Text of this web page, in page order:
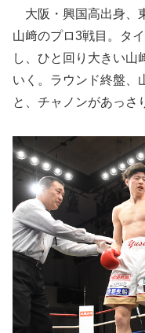
大阪・興国高出身、
山﨑のプロ3戦目。タ
し、ひと回り大きい山
いく。ラウンド終盤、
と、チャノンがあっさ